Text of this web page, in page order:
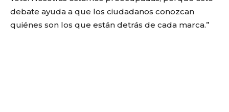
debate ayuda a que los ciudadanos conozcan
quiénes son los que están detrás de cada marca.”